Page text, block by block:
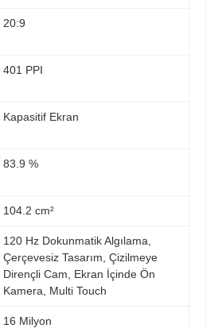
20:9
401 PPI
Kapasitif Ekran
83.9 %
104.2 cm²
120 Hz Dokunmatik Algılama,
Çerçevesiz Tasarım, Çizilmeye
Dirençli Cam, Ekran İçinde Ön
Kamera, Multi Touch
16 Milyon